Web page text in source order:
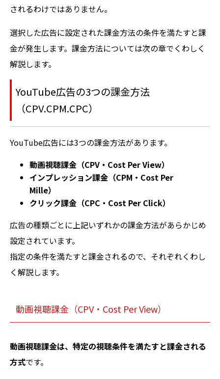
されるわけではありません。
選択した広告に設定された課金方法の条件を満たすと課
金が発生します。課金方法については次の章でくわしく
解説します。
YouTube広告の3つの課金方法
（CPV.CPM.CPC）
YouTube広告には3つの課金方法があります。
動画視聴課金（CPV・Cost Per View）
インプレッション課金（CPM・Cost Per
Mille）
クリック課金（CPC・Cost Per Click）
広告の種類ごとに上記いずれかの課金方法があらかじめ
設定されています。
指定の条件を満たすと課金されるので、それぞれくわし
く解説します。
動画視聴課金（CPV・Cost Per View）
動画視聴課金は、特定の視聴条件を満たすと課金される
方式です。